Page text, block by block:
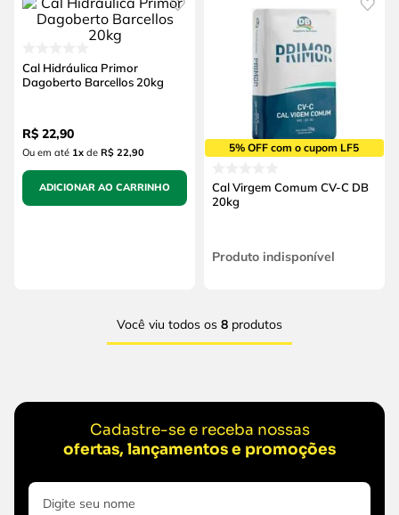
Cal Hidráulica Primor
Dagoberto Barcellos 20kg
R$ 22,90
Ou em até 1xde R$ 22,90
ADICIONAR AO CARRINHO
5% OFF com o cupom LF5
Cal Virgem Comum CV-C DB
20kg
Produto indisponível
Você viu todos os 8 produtos
Cadastre-se e receba nossas
ofertas, lançamentos e promoções